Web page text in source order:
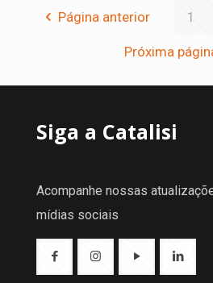
Página anterior 1
Próxima
Siga a Catalisi
Acompanhe nossas
mídias sociais